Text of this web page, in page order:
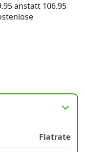
anstatt 106.95
Flatrate